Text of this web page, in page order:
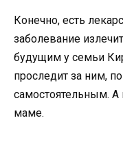
Конечно, есть
заболевание
будущим у семьи
проследит за ним,
самостоятельным. А
маме.